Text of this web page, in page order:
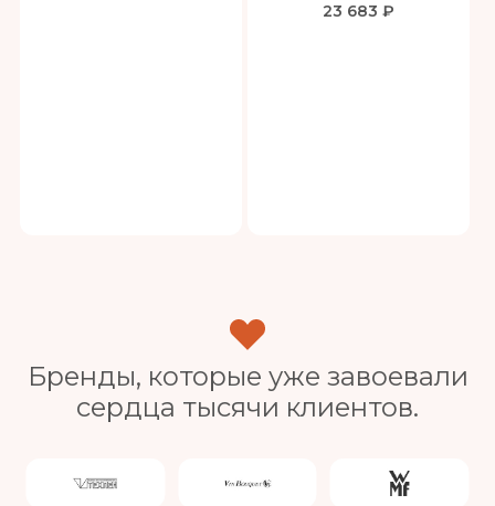
23 683 ₽
Бренды, которые уже завоевали
сердца тысячи клиентов.